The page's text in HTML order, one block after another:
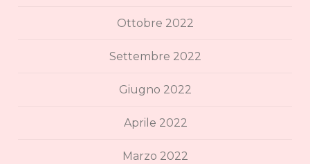
Ottobre 2022
Settembre 2022
Giugno 2022
Aprile 2022
Marzo 2022